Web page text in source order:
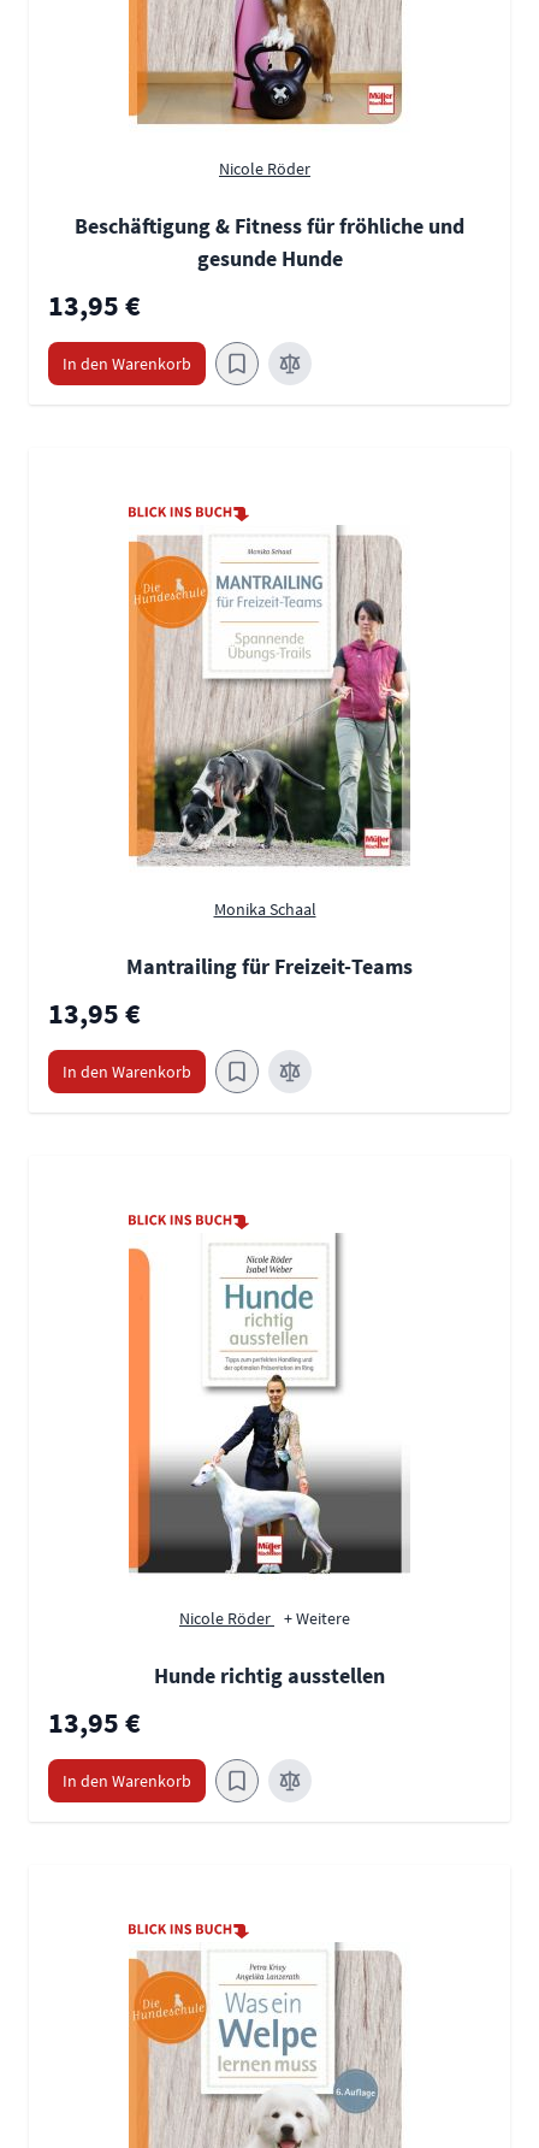
Nicole Röder
Beschäftigung & Fitness für fröhliche und
gesunde Hunde
13,95 €
In den Warenkorb
Monika Schaal
Mantrailing für Freizeit-Teams
13,95 €
In den Warenkorb
Nicole Röder + Weitere
Hunde richtig ausstellen
13,95 €
In den Warenkorb